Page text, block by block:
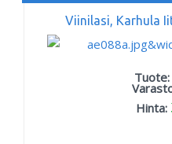
Viinilasi, Karhula
Tuote:
Hinta: